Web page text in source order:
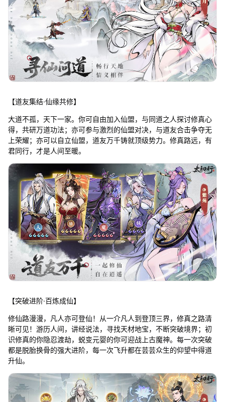
【道友集结·仙缘共修】
大道不孤，天下一家。你可自由加入仙盟，与同道之人探讨修真心
得，共研万道功法；亦可参与激烈的仙盟对决，与道友合击争夺无
上荣耀；亦可以自立仙盟，道友万千铸就顶级势力。修真路远，有
君同行，才是人间至暖。
【突破进阶·百炼成仙】
修仙路漫漫，凡人亦可登仙！从一介凡人到登顶三界，修真之路清
晰可见！游历人间，讲经说法，寻找天材地宝，不断突破境界；初
识修真的你隐忍渡劫，蜕变元婴的你可迎战上古魔神。每一次突破
都是脱胎换骨的强大进阶，每一次飞升都在芸芸众生的仰望中得道
升仙。